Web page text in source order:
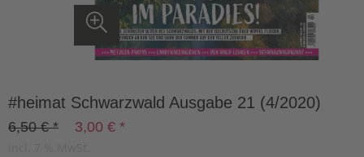
#heimat Schwarzwald Ausgabe 21 (4/2020)
6,50 € * 3,00 € *